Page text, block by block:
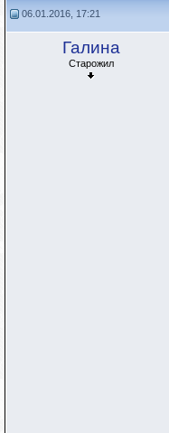
06.01.2016, 17:21
Галина
Старожил